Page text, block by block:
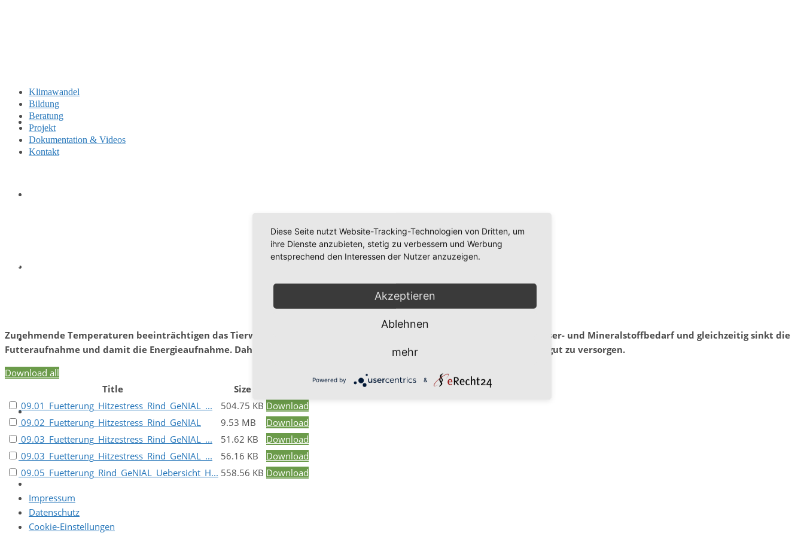
Klimawandel
Projekt
Doku­menta­tion & Videos
Klimawandel
Bildung
Beratung
Projekt
Doku­menta­tion & Videos
Kontakt
Fütterung Rind
Zunehmende Temperaturen beeinträchtigen das Tierwohl. Durch die Zunahme der Sommer- und Hitzetage steigen Wasser- und Mineralstoffbedarf und gleichzeitig sinkt die
Futteraufnahme und damit die Energieaufnahme. Daher ist es wichtig, die Tiere auch während Hitzezeiten energetisch gut zu versorgen.
Download all
Title
Size
09.01_Fuetterung_Hitzestress_Rind_GeNIAL_...
504.75 KB Download
09.02_Fuetterung_Hitzestress_Rind_GeNIAL
9.53 MB
Download
09.03_Fuetterung_Hitzestress_Rind_GeNIAL_...
51.62 KB
Download
09.03_Fuetterung_Hitzestress_Rind_GeNIAL_...
56.16 KB
Download
09.05_Fuetterung_Rind_GeNIAL_Uebersicht_H... 558.56 KB Download
Impressum
Datenschutz
Cookie-Einstellungen
Diese Seite nutzt Website-Tracking-Technologien von Dritten, um
ihre Dienste anzubieten, stetig zu verbessern und Werbung
entsprechend den Interessen der Nutzer anzuzeigen.
Akzeptieren
Ablehnen
mehr
Powered by &